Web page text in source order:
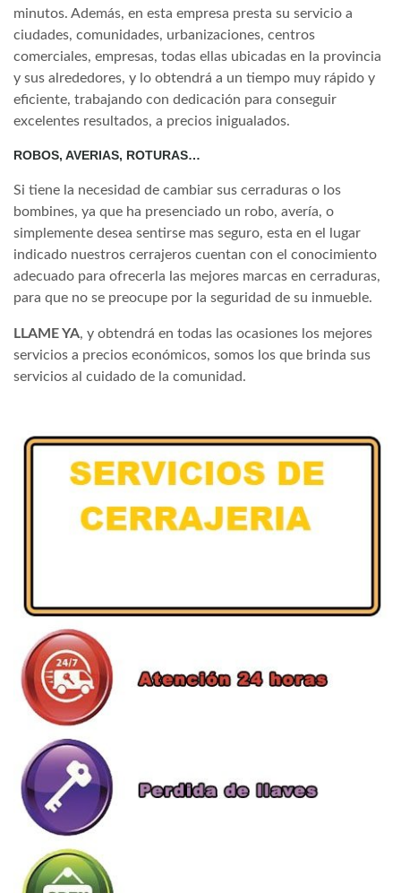
minutos. Además, en esta empresa presta su servicio a
ciudades, comunidades, urbanizaciones, centros
comerciales, empresas, todas ellas ubicadas en la provincia
y sus alrededores, y lo obtendrá a un tiempo muy rápido y
eficiente, trabajando con dedicación para conseguir
excelentes resultados, a precios inigualados.
ROBOS, AVERIAS, ROTURAS…
Si tiene la necesidad de cambiar sus cerraduras o los
bombines, ya que ha presenciado un robo, avería, o
simplemente desea sentirse mas seguro, esta en el lugar
indicado nuestros cerrajeros cuentan con el conocimiento
adecuado para ofrecerla las mejores marcas en cerraduras,
para que no se preocupe por la seguridad de su inmueble.
LLAME YA, y obtendrá en todas las ocasiones los mejores
servicios a precios económicos, somos los que brinda sus
servicios al cuidado de la comunidad.